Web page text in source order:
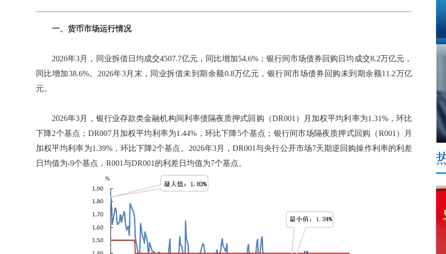
一、货币市场运行情况
2026年3月，同业拆借日均成交4507.7亿元，同比增加54.6%；银行间市场债券回购日均成交8.2万亿元，
同比增加38.6%。2026年3月末，同业拆借未到期余额0.8万亿元，银行间市场债券回购未到期余额11.2万亿
元。
2026年3月，银行业存款类金融机构间利率债隔夜质押式回购（DR001）月加权平均利率为1.31%，环比
下降2个基点；DR007月加权平均利率为1.44%，环比下降5个基点；银行间市场隔夜质押式回购（R001）月
加权平均利率为1.39%，环比下降2个基点。2026年3月，DR001与央行公开市场7天期逆回购操作利率的利差
日均值为-9个基点，R001与DR001的利差日均值为7个基点。